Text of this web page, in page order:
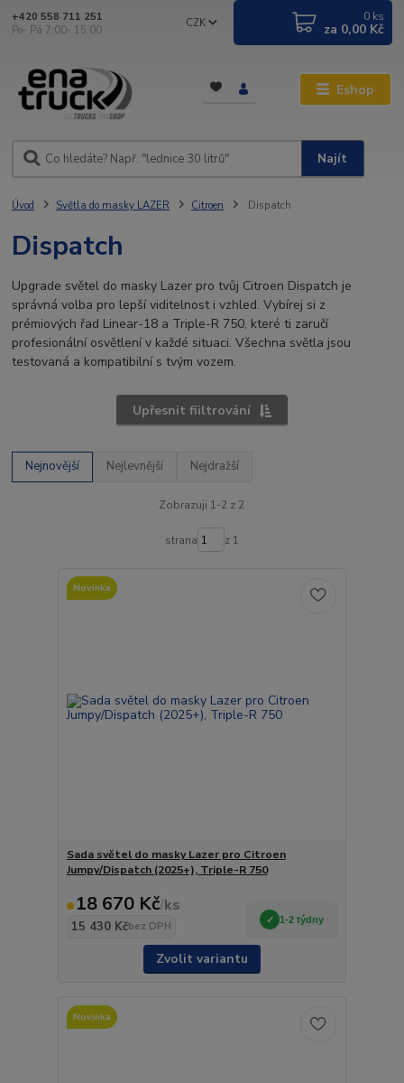
Eshop
CZK
Najít
+420 558 711 251
Po- Pá 7:00- 15:00
0 ks
za 0,00 Kč
Úvod Světla do masky LAZER Citroen Dispatch
Dispatch
Upgrade světel do masky Lazer pro tvůj Citroen Dispatch je
správná volba pro lepší viditelnost i vzhled. Vybírej si z
prémiových řad Linear-18 a Triple-R 750, které ti zaručí
profesionální osvětlení v každé situaci. Všechna světla jsou
testovaná a kompatibilní s tvým vozem.
Upřesnit fiiltrování
Nejnovější Nejlevnější Nejdražší
Zobrazuji 1-2 z 2
strana z 1
Novinka
Sada světel do masky Lazer pro Citroen
Jumpy/Dispatch (2025+), Triple-R 750
18 670 Kč/ks
15 430 Kčbez DPH
1-2 týdny
Zvolit variantu
Novinka